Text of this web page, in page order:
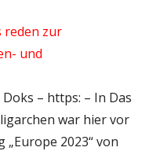
reden zur
und
– https: – In Das
war hier vor
2023“ von